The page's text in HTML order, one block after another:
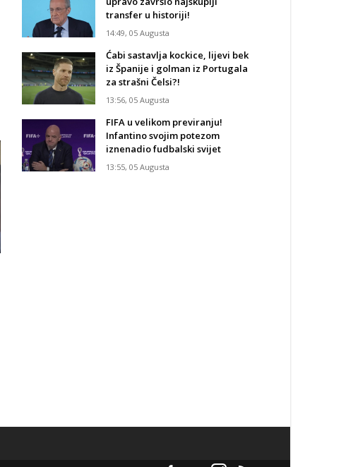
transfer u historiji!
14:49, 05 Augusta
Ćabi sastavlja kockice, lijevi bek
iz Španije i golman iz Portugala
za strašni Čelsi?!
13:56, 05 Augusta
FIFA u velikom previranju!
Infantino svojim potezom
iznenadio fudbalski svijet
13:55, 05 Augusta